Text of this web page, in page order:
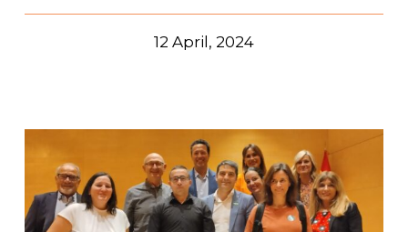
12 April, 2024